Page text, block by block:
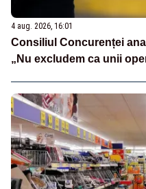
4 aug. 2026, 16:01
Consiliul Concurenței
„Nu excludem ca unii